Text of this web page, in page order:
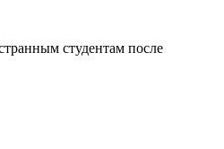
студентам после